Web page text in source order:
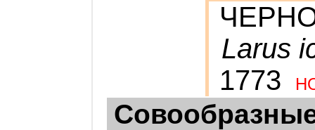
Larus
1773